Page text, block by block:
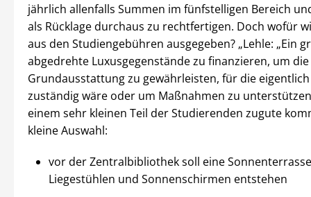
jährlich allenfalls Summen im fünfstelligen Bereich
als Rücklage durchaus zu rechtfertigen. Doch wofür
aus den Studiengebühren ausgegeben? „Lehle: „Ein
abgedrehte Luxusgegenstände zu finanzieren, um die
Grundausstattung zu gewährleisten, für die
zuständig wäre oder um Maßnahmen zu
einem sehr kleinen Teil der Studierenden zugute
kleine Auswahl:
vor der Zentralbibliothek soll eine
Liegestühlen und Sonnenschirmen entstehen